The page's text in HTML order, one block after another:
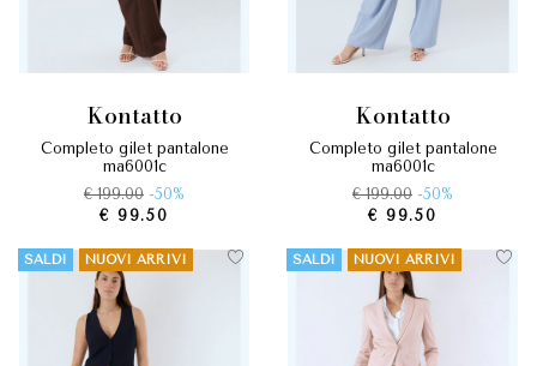
kontatto
completo gilet pantalone
ma6001c
€ 199.00 -50%
€ 99.50
kontatto
completo gilet pantalone
ma6001c
€ 199.00 -50%
€ 99.50
SALDI NUOVI ARRIVI SALDI NUOVI ARRIVI